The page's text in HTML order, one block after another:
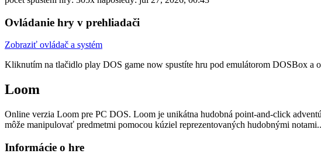
Ovládanie hry v prehliadači
Zobraziť ovládač a systém
Kliknutím na tlačidlo play DOS game now spustíte hru pod emulátorom DOSBox a
Loom
Online verzia Loom pre PC DOS. Loom je unikátna hudobná point-and-click
môže manipulovať predmetmi pomocou kúziel reprezentovaných hudobnými
Informácie o hre